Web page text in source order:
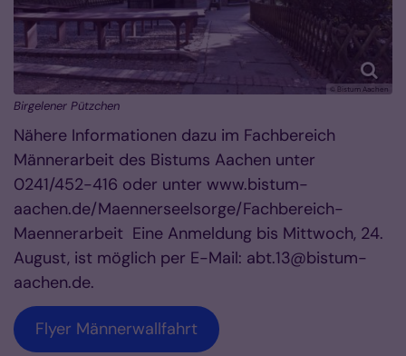
© Bistum Aachen
Birgelener Pützchen
Nähere Informationen dazu im Fachbereich
Männerarbeit des Bistums Aachen unter
0241/452-416 oder unter www.bistum-
aachen.de/Maennerseelsorge/Fachbereich-
Maennerarbeit Eine Anmeldung bis Mittwoch, 24.
August, ist möglich per E-Mail: abt.13@bistum-
aachen.de.
Flyer Männerwallfahrt